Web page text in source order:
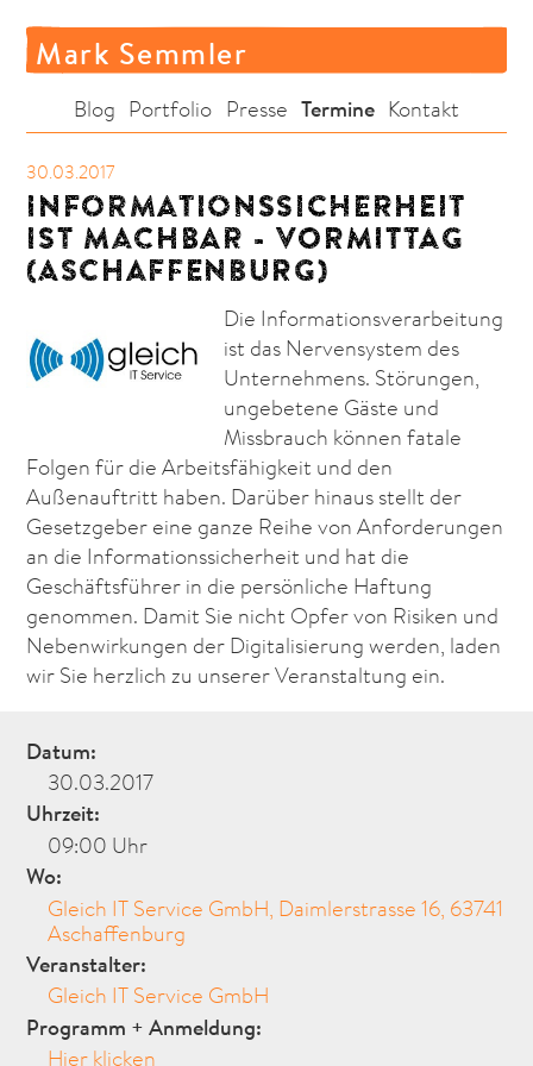
Mark Semmler
Blog Portfolio Presse Termine Kontakt
30.03.2017
INFORMATIONSSICHERHEIT
IST MACHBAR - VORMITTAG
(ASCHAFFENBURG)
Die Informationsverarbeitung
ist das Nervensystem des
Unternehmens. Störungen,
ungebetene Gäste und
Missbrauch können fatale
Folgen für die Arbeitsfähigkeit und den
Außenauftritt haben. Darüber hinaus stellt der
Gesetzgeber eine ganze Reihe von Anforderungen
an die Informationssicherheit und hat die
Geschäftsführer in die persönliche Haftung
genommen. Damit Sie nicht Opfer von Risiken und
Nebenwirkungen der Digitalisierung werden, laden
wir Sie herzlich zu unserer Veranstaltung ein.
Datum:
30.03.2017
Uhrzeit:
09:00 Uhr
Wo:
Gleich IT Service GmbH, Daimlerstrasse 16, 63741
Aschaffenburg
Veranstalter:
Gleich IT Service GmbH
Programm + Anmeldung:
Hier klicken